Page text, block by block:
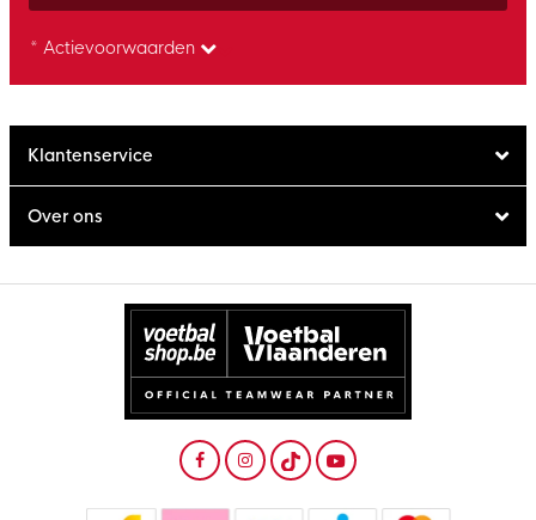
* Actievoorwaarden
Klantenservice
Over ons